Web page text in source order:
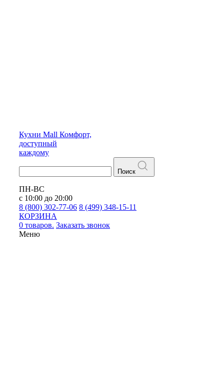
Кухни Mall Комфорт,
доступный
каждому
Поиск
ПН-ВС
с 10:00 до 20:00
8 (800) 302-77-06 8 (499) 348-15-11
КОРЗИНА
0 товаров. Заказать звонок
Меню